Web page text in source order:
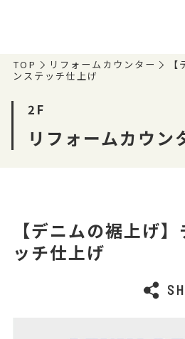
TOP リフォームカウンター
ンステッチ仕上げ
2F
リフォームカウン
【デニムの裾上げ
ッチ仕上げ